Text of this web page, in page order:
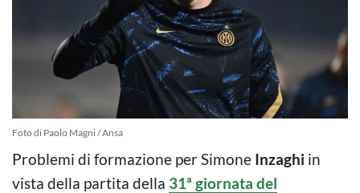
Foto di Paolo Magni / Ansa
Problemi di formazione per Simone Inzaghi in
vista della partita della 31ª giornata del